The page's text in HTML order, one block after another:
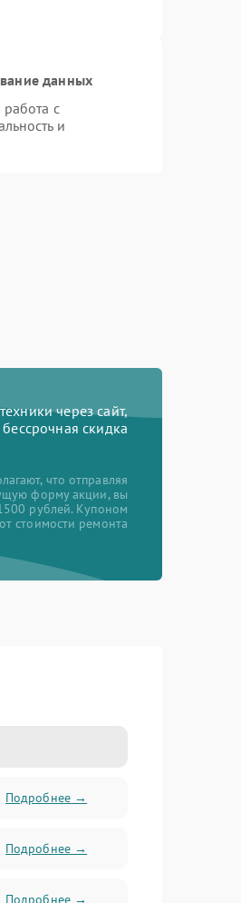
данных
с
и
через сайт,
скидка
что отправляя
форму акции, вы
рублей. Купоном
стоимости ремонта
Подробнее →
Подробнее →
Подробнее →